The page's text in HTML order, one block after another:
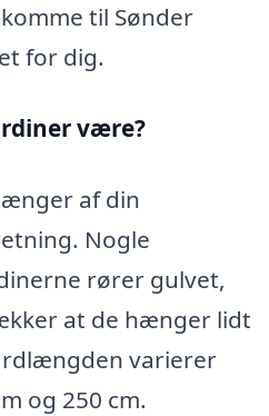
til Sønder
for dig.
være?
af din
Nogle
rører gulvet,
at de hænger lidt
varierer
og 250 cm.